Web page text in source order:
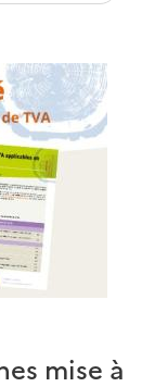
mise à